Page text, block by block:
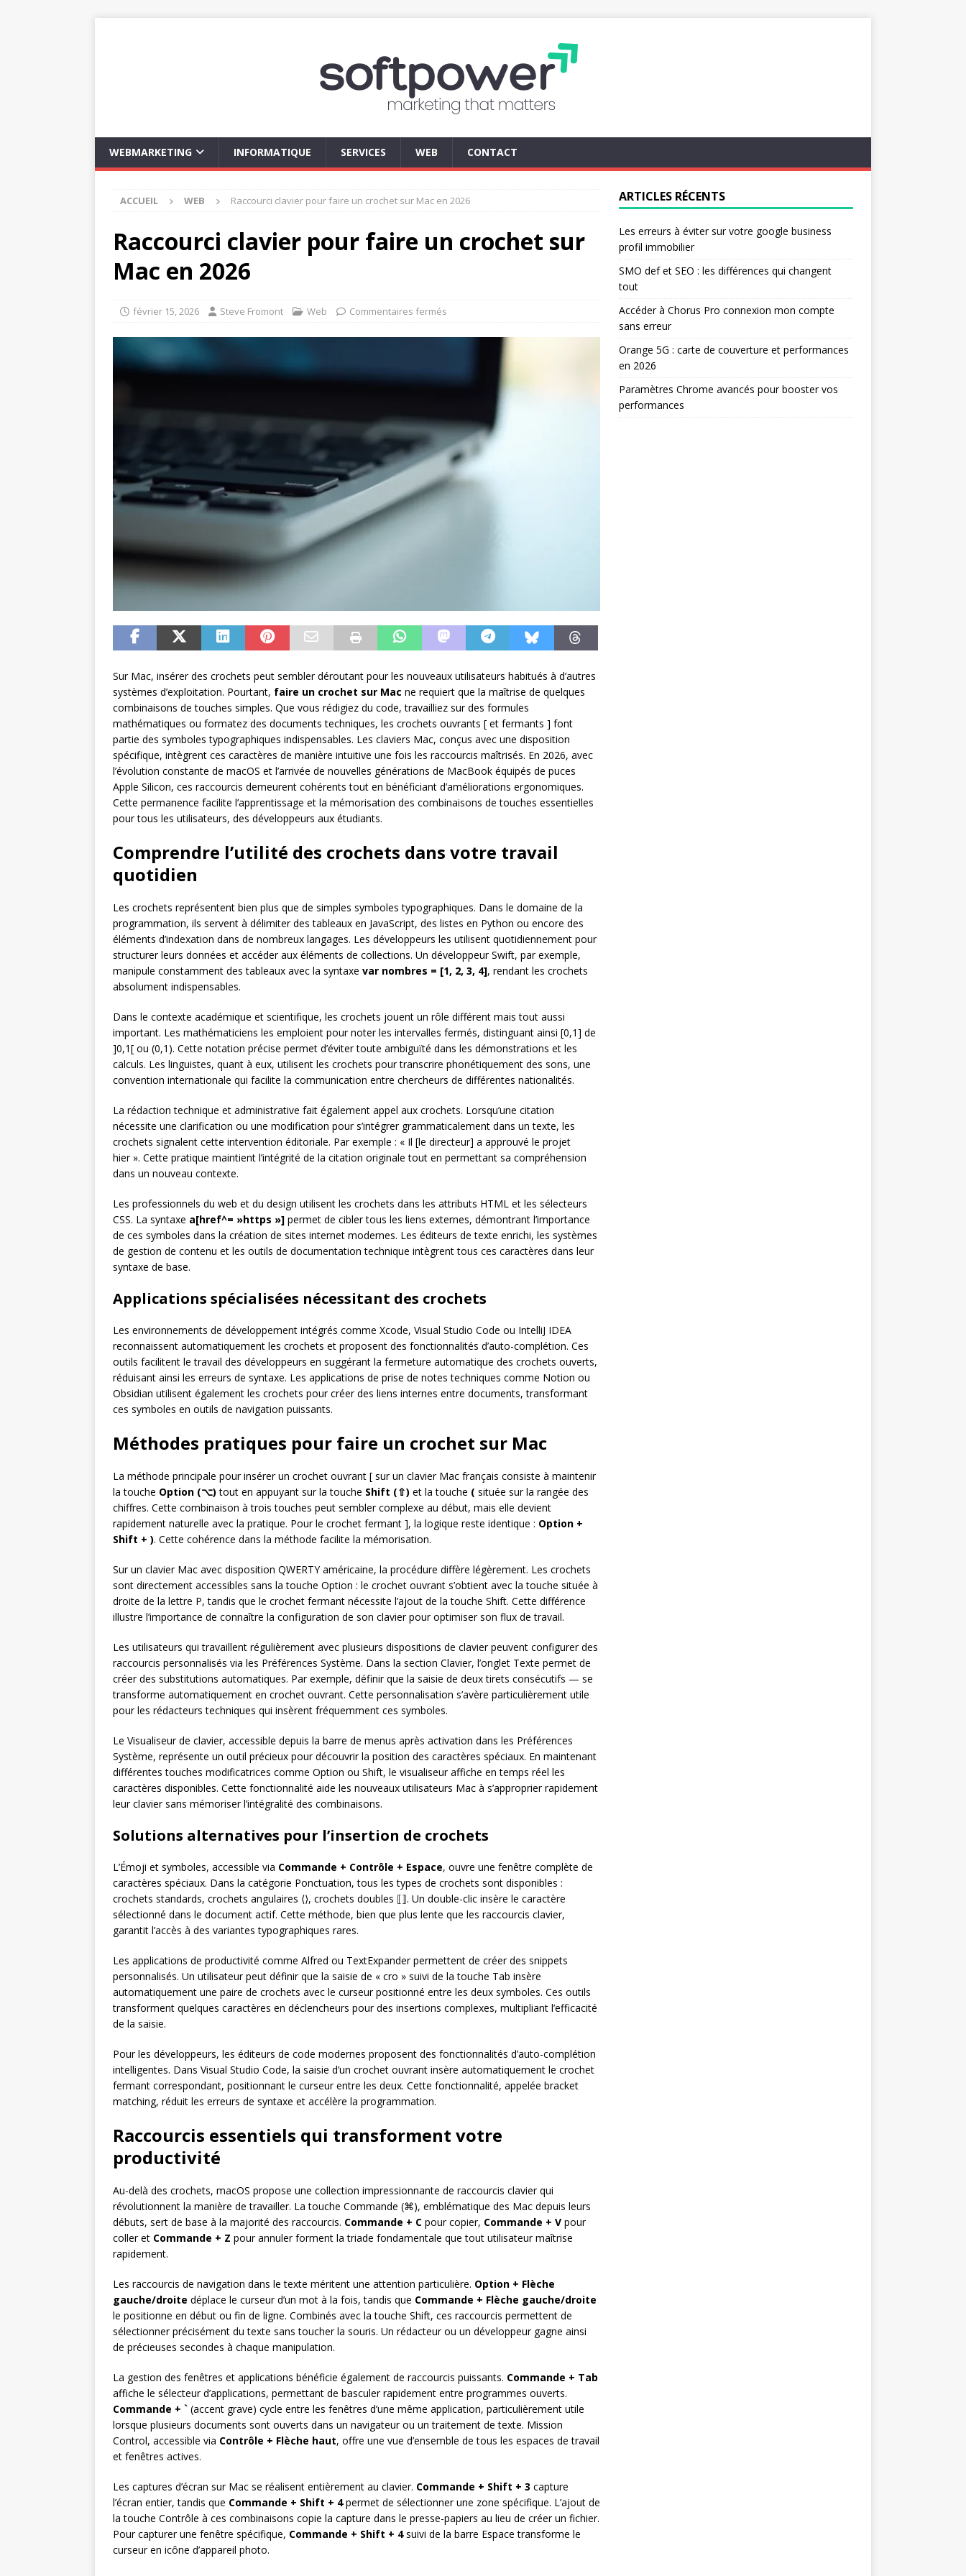
WEBMARKETING INFORMATIQUE SERVICES WEB CONTACT
ACCUEIL WEB Raccourci clavier pour faire un crochet sur Mac en 2026
Raccourci clavier pour faire un crochet sur
Mac en 2026
février 15, 2026 Steve Fromont Web Commentaires fermés
Sur Mac, insérer des crochets peut sembler déroutant pour les nouveaux utilisateurs habitués à d’autres
systèmes d’exploitation. Pourtant, faire un crochet sur Mac ne requiert que la maîtrise de quelques
combinaisons de touches simples. Que vous rédigiez du code, travailliez sur des formules
mathématiques ou formatez des documents techniques, les crochets ouvrants [ et fermants ] font
partie des symboles typographiques indispensables. Les claviers Mac, conçus avec une disposition
spécifique, intègrent ces caractères de manière intuitive une fois les raccourcis maîtrisés. En 2026, avec
l’évolution constante de macOS et l’arrivée de nouvelles générations de MacBook équipés de puces
Apple Silicon, ces raccourcis demeurent cohérents tout en bénéficiant d’améliorations ergonomiques.
Cette permanence facilite l’apprentissage et la mémorisation des combinaisons de touches essentielles
pour tous les utilisateurs, des développeurs aux étudiants.
Comprendre l’utilité des crochets dans votre travail
quotidien
Les crochets représentent bien plus que de simples symboles typographiques. Dans le domaine de la
programmation, ils servent à délimiter des tableaux en JavaScript, des listes en Python ou encore des
éléments d’indexation dans de nombreux langages. Les développeurs les utilisent quotidiennement pour
structurer leurs données et accéder aux éléments de collections. Un développeur Swift, par exemple,
manipule constamment des tableaux avec la syntaxe var nombres = [1, 2, 3, 4], rendant les crochets
absolument indispensables.
Dans le contexte académique et scientifique, les crochets jouent un rôle différent mais tout aussi
important. Les mathématiciens les emploient pour noter les intervalles fermés, distinguant ainsi [0,1] de
]0,1[ ou (0,1). Cette notation précise permet d’éviter toute ambiguïté dans les démonstrations et les
calculs. Les linguistes, quant à eux, utilisent les crochets pour transcrire phonétiquement des sons, une
convention internationale qui facilite la communication entre chercheurs de différentes nationalités.
La rédaction technique et administrative fait également appel aux crochets. Lorsqu’une citation
nécessite une clarification ou une modification pour s’intégrer grammaticalement dans un texte, les
crochets signalent cette intervention éditoriale. Par exemple : « Il [le directeur] a approuvé le projet
hier ». Cette pratique maintient l’intégrité de la citation originale tout en permettant sa compréhension
dans un nouveau contexte.
Les professionnels du web et du design utilisent les crochets dans les attributs HTML et les sélecteurs
CSS. La syntaxe a[href^= »https »] permet de cibler tous les liens externes, démontrant l’importance
de ces symboles dans la création de sites internet modernes. Les éditeurs de texte enrichi, les systèmes
de gestion de contenu et les outils de documentation technique intègrent tous ces caractères dans leur
syntaxe de base.
Applications spécialisées nécessitant des crochets
Les environnements de développement intégrés comme Xcode, Visual Studio Code ou IntelliJ IDEA
reconnaissent automatiquement les crochets et proposent des fonctionnalités d’auto-complétion. Ces
outils facilitent le travail des développeurs en suggérant la fermeture automatique des crochets ouverts,
réduisant ainsi les erreurs de syntaxe. Les applications de prise de notes techniques comme Notion ou
Obsidian utilisent également les crochets pour créer des liens internes entre documents, transformant
ces symboles en outils de navigation puissants.
Méthodes pratiques pour faire un crochet sur Mac
La méthode principale pour insérer un crochet ouvrant [ sur un clavier Mac français consiste à maintenir
la touche Option (⌥) tout en appuyant sur la touche Shift (⇧) et la touche ( située sur la rangée des
chiffres. Cette combinaison à trois touches peut sembler complexe au début, mais elle devient
rapidement naturelle avec la pratique. Pour le crochet fermant ], la logique reste identique : Option +
Shift + ). Cette cohérence dans la méthode facilite la mémorisation.
Sur un clavier Mac avec disposition QWERTY américaine, la procédure diffère légèrement. Les crochets
sont directement accessibles sans la touche Option : le crochet ouvrant s’obtient avec la touche située à
droite de la lettre P, tandis que le crochet fermant nécessite l’ajout de la touche Shift. Cette différence
illustre l’importance de connaître la configuration de son clavier pour optimiser son flux de travail.
Les utilisateurs qui travaillent régulièrement avec plusieurs dispositions de clavier peuvent configurer des
raccourcis personnalisés via les Préférences Système. Dans la section Clavier, l’onglet Texte permet de
créer des substitutions automatiques. Par exemple, définir que la saisie de deux tirets consécutifs — se
transforme automatiquement en crochet ouvrant. Cette personnalisation s’avère particulièrement utile
pour les rédacteurs techniques qui insèrent fréquemment ces symboles.
Le Visualiseur de clavier, accessible depuis la barre de menus après activation dans les Préférences
Système, représente un outil précieux pour découvrir la position des caractères spéciaux. En maintenant
différentes touches modificatrices comme Option ou Shift, le visualiseur affiche en temps réel les
caractères disponibles. Cette fonctionnalité aide les nouveaux utilisateurs Mac à s’approprier rapidement
leur clavier sans mémoriser l’intégralité des combinaisons.
Solutions alternatives pour l’insertion de crochets
L’Émoji et symboles, accessible via Commande + Contrôle + Espace, ouvre une fenêtre complète de
caractères spéciaux. Dans la catégorie Ponctuation, tous les types de crochets sont disponibles :
crochets standards, crochets angulaires ⟨⟩, crochets doubles ⟦⟧. Un double-clic insère le caractère
sélectionné dans le document actif. Cette méthode, bien que plus lente que les raccourcis clavier,
garantit l’accès à des variantes typographiques rares.
Les applications de productivité comme Alfred ou TextExpander permettent de créer des snippets
personnalisés. Un utilisateur peut définir que la saisie de « cro » suivi de la touche Tab insère
automatiquement une paire de crochets avec le curseur positionné entre les deux symboles. Ces outils
transforment quelques caractères en déclencheurs pour des insertions complexes, multipliant l’efficacité
de la saisie.
Pour les développeurs, les éditeurs de code modernes proposent des fonctionnalités d’auto-complétion
intelligentes. Dans Visual Studio Code, la saisie d’un crochet ouvrant insère automatiquement le crochet
fermant correspondant, positionnant le curseur entre les deux. Cette fonctionnalité, appelée bracket
matching, réduit les erreurs de syntaxe et accélère la programmation.
Raccourcis essentiels qui transforment votre
productivité
Au-delà des crochets, macOS propose une collection impressionnante de raccourcis clavier qui
révolutionnent la manière de travailler. La touche Commande (⌘), emblématique des Mac depuis leurs
débuts, sert de base à la majorité des raccourcis. Commande + C pour copier, Commande + V pour
coller et Commande + Z pour annuler forment la triade fondamentale que tout utilisateur maîtrise
rapidement.
Les raccourcis de navigation dans le texte méritent une attention particulière. Option + Flèche
gauche/droite déplace le curseur d’un mot à la fois, tandis que Commande + Flèche gauche/droite
le positionne en début ou fin de ligne. Combinés avec la touche Shift, ces raccourcis permettent de
sélectionner précisément du texte sans toucher la souris. Un rédacteur ou un développeur gagne ainsi
de précieuses secondes à chaque manipulation.
La gestion des fenêtres et applications bénéficie également de raccourcis puissants. Commande + Tab
affiche le sélecteur d’applications, permettant de basculer rapidement entre programmes ouverts.
Commande + ` (accent grave) cycle entre les fenêtres d’une même application, particulièrement utile
lorsque plusieurs documents sont ouverts dans un navigateur ou un traitement de texte. Mission
Control, accessible via Contrôle + Flèche haut, offre une vue d’ensemble de tous les espaces de travail
et fenêtres actives.
Les captures d’écran sur Mac se réalisent entièrement au clavier. Commande + Shift + 3 capture
l’écran entier, tandis que Commande + Shift + 4permet de sélectionner une zone spécifique. L’ajout de
la touche Contrôle à ces combinaisons copie la capture dans le presse-papiers au lieu de créer un fichier.
Pour capturer une fenêtre spécifique, Commande + Shift + 4suivi de la barre Espace transforme le
curseur en icône d’appareil photo.
ARTICLES RÉCENTS
Les erreurs à éviter sur votre google business
profil immobilier
SMO def et SEO : les différences qui changent
tout
Accéder à Chorus Pro connexion mon compte
sans erreur
Orange 5G : carte de couverture et performances
en 2026
Paramètres Chrome avancés pour booster vos
performances